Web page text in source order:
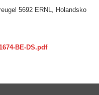
5692 ERNL, Holandsko
BE-DS.pdf